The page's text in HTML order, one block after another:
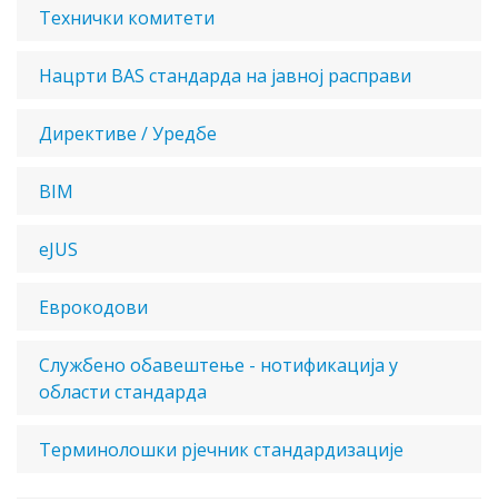
Технички комитети
Нацрти BAS стандарда на јавној расправи
Директиве / Уредбе
BIM
eJUS
Еврокодови
Службено обавештење - нотификација у
области стандарда
Терминолошки рјечник стандардизације